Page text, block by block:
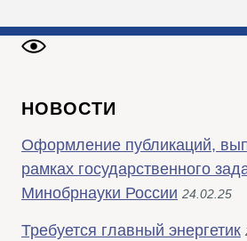
НОВОСТИ
Оформление публикаций,
рамках государственного
Минобрнауки России 24.02.25
Требуется главный энергетик